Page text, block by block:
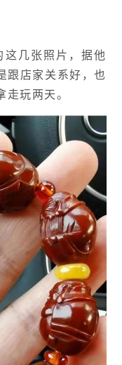
这几张照片，据他
跟店家关系好，也
走玩两天。